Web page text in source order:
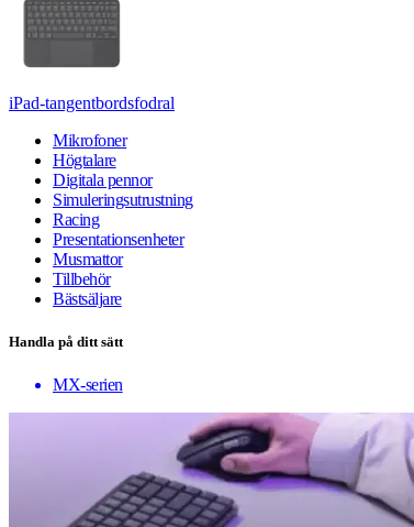
iPad-tangentbordsfodral
Mikrofoner
Högtalare
Digitala pennor
Simuleringsutrustning
Racing
Presentationsenheter
Musmattor
Tillbehör
Bästsäljare
Handla på ditt sätt
MX-serien